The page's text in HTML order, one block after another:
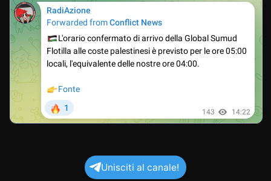
Unisciti al canale!